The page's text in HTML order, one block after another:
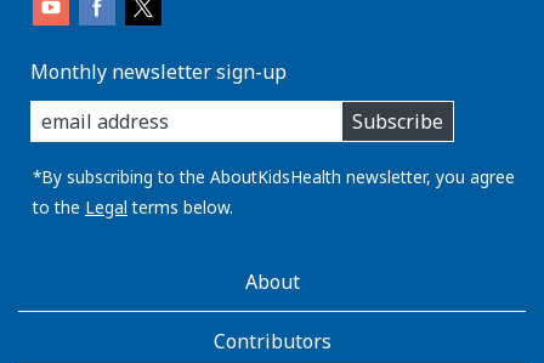
Monthly newsletter sign-up
enter
you
email
address:
Subscribe
*By subscribing to the AboutKidsHealth newsletter, you agree
to the Legal terms below.
AboutKidsHealthAbout
Contributors